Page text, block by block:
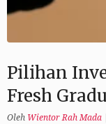
Pilihan
Fresh
Oleh Wientor Rah Mada